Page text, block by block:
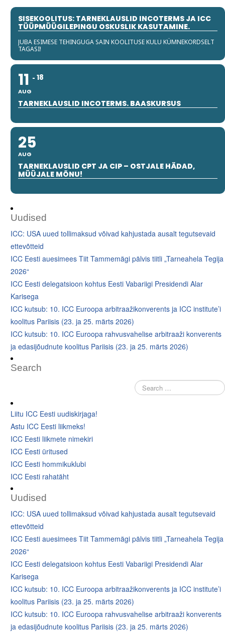
SISEKOOLITUS: TARNEKLAUSLID INCOTERMS JA ICC
TÜÜPMÜÜGILEPINGU OSKUSLIK KASUTAMINE.
JUBA ESIMESE TEHINGUGA SAIN KOOLITUSE KULU KÜMNEKORDSELT
TAGASI!
11
AUG
18
TARNEKLAUSLID INCOTERMS. BAASKURSUS
25
AUG
TARNEKLAUSLID CPT JA CIP – OSTJALE HÄDAD,
MÜÜJALE MÕNU!
Uudised
ICC: USA uued tollimaksud võivad kahjustada ausalt tegutsevaid
ettevõtteid
ICC Eesti auesimees Tiit Tammemägi pälvis tiitli „Tarneahela Tegija
2026“
ICC Eesti delegatsioon kohtus Eesti Vabariigi Presidendi Alar
Karisega
ICC kutsub: 10. ICC Euroopa arbitraažikonverents ja ICC institute’i
koolitus Pariisis (23. ja 25. märts 2026)
ICC kutsub: 10. ICC Euroopa rahvusvahelise arbitraaži konverents
ja edasijõudnute koolitus Pariisis (23. ja 25. märts 2026)
Search
Liitu ICC Eesti uudiskirjaga!
Astu ICC Eesti liikmeks!
ICC Eesti liikmete nimekiri
ICC Eesti üritused
ICC Eesti hommikuklubi
ICC Eesti rahatäht
Uudised
ICC: USA uued tollimaksud võivad kahjustada ausalt tegutsevaid
ettevõtteid
ICC Eesti auesimees Tiit Tammemägi pälvis tiitli „Tarneahela Tegija
2026“
ICC Eesti delegatsioon kohtus Eesti Vabariigi Presidendi Alar
Karisega
ICC kutsub: 10. ICC Euroopa arbitraažikonverents ja ICC institute’i
koolitus Pariisis (23. ja 25. märts 2026)
ICC kutsub: 10. ICC Euroopa rahvusvahelise arbitraaži konverents
ja edasijõudnute koolitus Pariisis (23. ja 25. märts 2026)